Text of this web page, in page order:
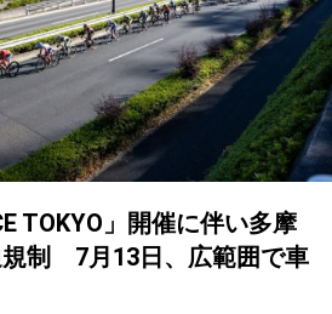
TOKYO」開催に伴い多摩
制 7月13日、広範囲で車